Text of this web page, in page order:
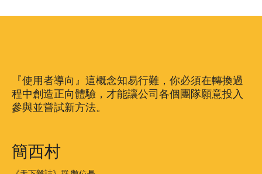
『使用者導向』這概念知易行難，你必須在轉換過
程中創造正向體驗，才能讓公司各個團隊願意投入
參與並嘗試新方法。
簡西村